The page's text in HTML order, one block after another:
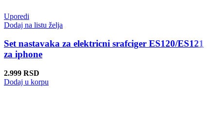
Uporedi
Dodaj na listu želja
Set nastavaka za elektricni srafciger ES120/ES121
za iphone
2.999 RSD
Dodaj u korpu